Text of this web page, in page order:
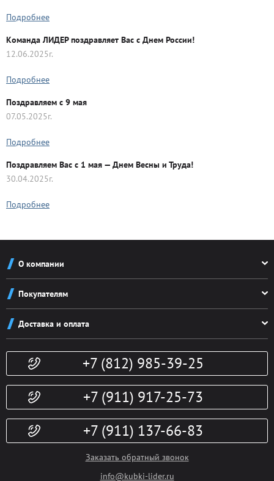
Подробнее
Команда ЛИДЕР поздравляет Вас с Днем России!
12.06.2025г.
Подробнее
Поздравляем с 9 мая
07.05.2025г.
Подробнее
Поздравляем Вас с 1 мая — Днем Весны и Труда!
30.04.2025г.
Подробнее
О компании
Реквизиты
Новости
Контакты
Покупателям
Система скидок
Конфиденциальность
Гарантии
Доп. услуги
Доставка и оплата
Политика возврата
+7 (812) 985-39-25
+7 (911) 917-25-73
+7 (911) 137-66-83
Заказать обратный звонок
info@kubki-lider.ru